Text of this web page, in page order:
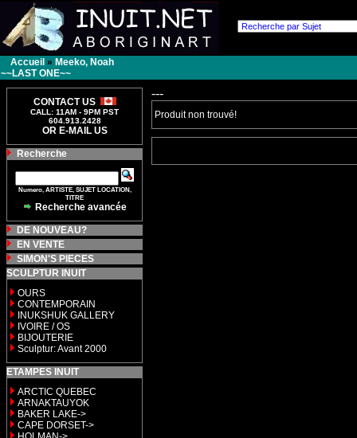
Accueil » Meeko, Noah
~~LAST ONE~~
CONTACT US
CALL: 11AM - 9PM PST
604.913.2428
OR E-MAIL US
Recherche
Numero, ARTISTE, SUJET LOCATION,
TITRE
Recherche avancée
DE NOUVEAU?
EN VENTE
SIMON'S PIECES
SCULPTUR INUIT
OURS
CONTEMPORAIN
INUKSHUK GALLERY
IVOIRE / OS
BIJOUTERIE
Sculptur: Avant 2000
ETAMPES INUIT
ARCTIC QUEBEC
ARNAKTAUYOK
BAKER LAKE->
CAPE DORSET->
---
Produit non trouvé!